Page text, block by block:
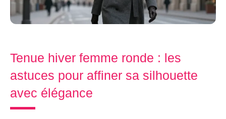
Tenue hiver femme ronde : les
astuces pour affiner sa silhouette
avec élégance